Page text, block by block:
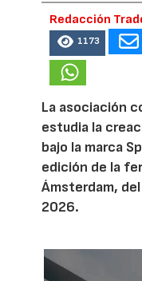
Redacción
1173
La asociación
estudia la
bajo la marca
edición de la
Ámsterdam,
2026.